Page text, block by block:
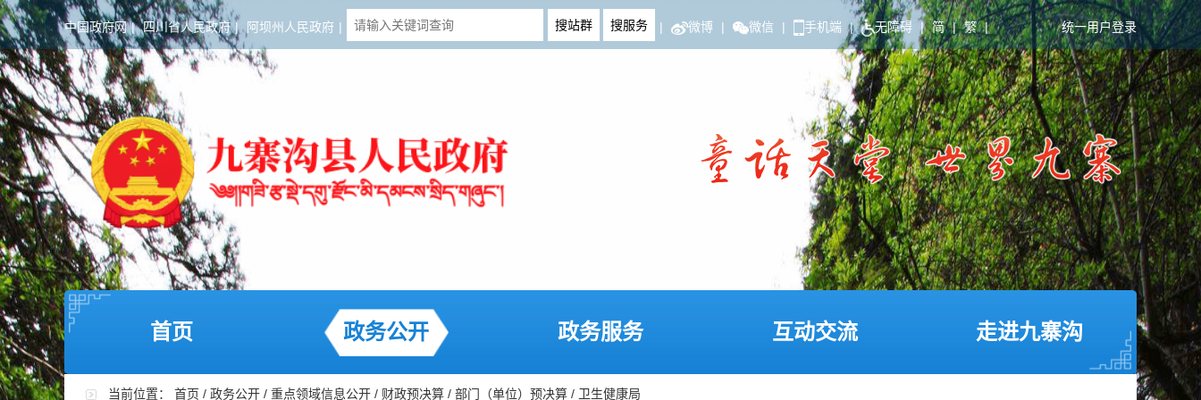
中国政府网 | 四川省人民政府 | 阿坝州人民政府 | | 微博 | 微信 | 手机端 | 无障碍 | 简 | 繁 | 统一用户登录
首页 政务公开 政务服务 互动交流 走进九寨沟
当前位置： 首页 / 政务公开 / 重点领域信息公开 / 财政预决算 / 部门（单位）预决算 / 卫生健康局